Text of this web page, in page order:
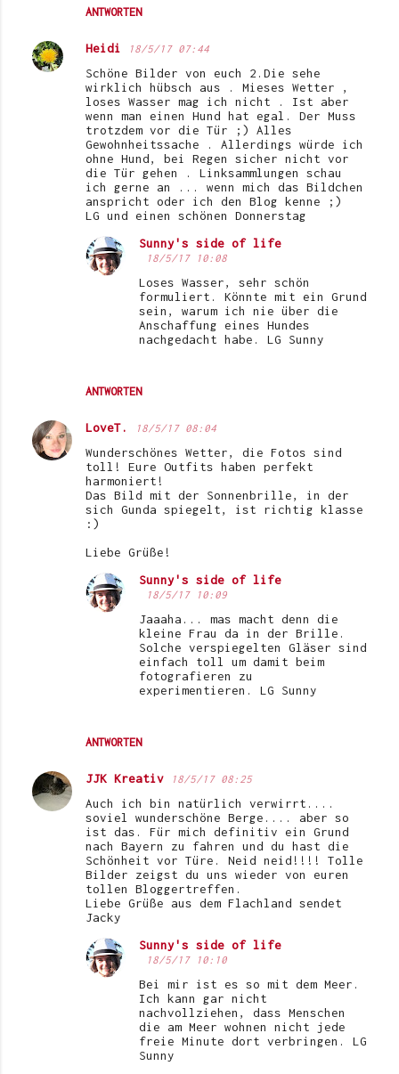
ANTWORTEN
Heidi 18/5/17 07:44
Schöne Bilder von euch 2.Die sehe
wirklich hübsch aus . Mieses Wetter ,
loses Wasser mag ich nicht . Ist aber
wenn man einen Hund hat egal. Der Muss
trotzdem vor die Tür ;) Alles
Gewohnheitssache . Allerdings würde ich
ohne Hund, bei Regen sicher nicht vor
die Tür gehen . Linksammlungen schau
ich gerne an ... wenn mich das Bildchen
anspricht oder ich den Blog kenne ;)
LG und einen schönen Donnerstag
ANTWORTEN
Sunny's side of life
18/5/17 10:08
Loses Wasser, sehr schön
formuliert. Könnte mit ein Grund
sein, warum ich nie über die
Anschaffung eines Hundes
nachgedacht habe. LG Sunny
LoveT. 18/5/17 08:04
Wunderschönes Wetter, die Fotos sind
toll! Eure Outfits haben perfekt
harmoniert!
Das Bild mit der Sonnenbrille, in der
sich Gunda spiegelt, ist richtig klasse
:)
Liebe Grüße!
ANTWORTEN
Sunny's side of life
18/5/17 10:09
Jaaaha... mas macht denn die
kleine Frau da in der Brille.
Solche verspiegelten Gläser sind
einfach toll um damit beim
fotografieren zu
experimentieren. LG Sunny
JJK Kreativ 18/5/17 08:25
Auch ich bin natürlich verwirrt....
soviel wunderschöne Berge.... aber so
ist das. Für mich definitiv ein Grund
nach Bayern zu fahren und du hast die
Schönheit vor Türe. Neid neid!!!! Tolle
Bilder zeigst du uns wieder von euren
tollen Bloggertreffen.
Liebe Grüße aus dem Flachland sendet
Jacky
Sunny's side of life
18/5/17 10:10
Bei mir ist es so mit dem Meer.
Ich kann gar nicht
nachvollziehen, dass Menschen
die am Meer wohnen nicht jede
freie Minute dort verbringen. LG
Sunny